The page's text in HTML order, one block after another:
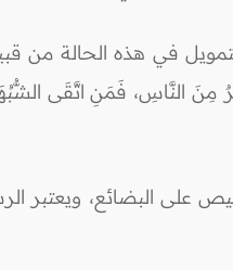
في هذه الحالة من
مِنَ النَّاسِ، فَمَنِ اتَّقَى
على البضائع،